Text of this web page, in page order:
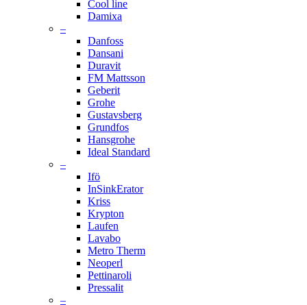
Cool line
Damixa
–
Danfoss
Dansani
Duravit
FM Mattsson
Geberit
Grohe
Gustavsberg
Grundfos
Hansgrohe
Ideal Standard
–
Ifö
InSinkErator
Kriss
Krypton
Laufen
Lavabo
Metro Therm
Neoperl
Pettinaroli
Pressalit
–